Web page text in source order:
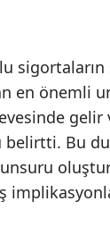
sigortaların
en önemli
gelir
belirtti. Bu